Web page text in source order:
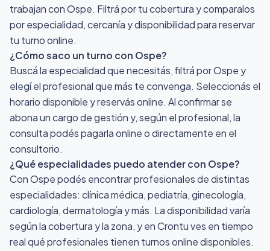
trabajan con Ospe. Filtrá por tu cobertura y comparalos
por especialidad, cercanía y disponibilidad para reservar
tu turno online.
¿Cómo saco un turno con Ospe?
Buscá la especialidad que necesitás, filtrá por Ospe y
elegí el profesional que más te convenga. Seleccionás el
horario disponible y reservás online. Al confirmar se
abona un cargo de gestión y, según el profesional, la
consulta podés pagarla online o directamente en el
consultorio.
¿Qué especialidades puedo atender con Ospe?
Con Ospe podés encontrar profesionales de distintas
especialidades: clínica médica, pediatría, ginecología,
cardiología, dermatología y más. La disponibilidad varía
según la cobertura y la zona, y en Crontu ves en tiempo
real qué profesionales tienen turnos online disponibles.